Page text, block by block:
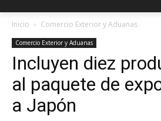
Inicio Comercio Exterior y Aduanas
Comercio Exterior y Aduanas
Incluyen diez
al paquete de
a Japón